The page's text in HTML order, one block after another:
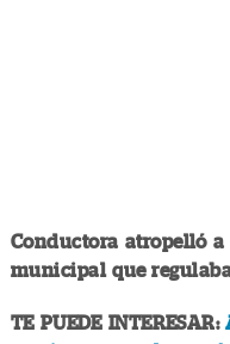
Conductora atropelló
municipal que
TE PUEDE INTERESAR: